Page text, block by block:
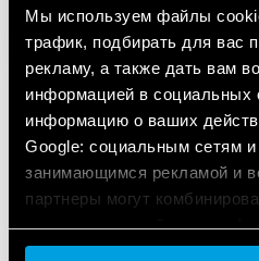
Мы используем файлы
трафик, подбирать для вас
рекламу, а также дать вам
информацией в
информацию о ваших
Google: социальным сетям
занимающимся рекламой и
партнеры могут
предоставленной вами
данными, которые они